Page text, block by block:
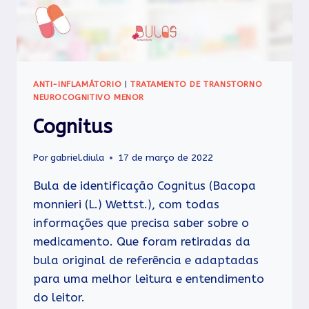
ANTI-INFLAMÁTORIO
TRATAMENTO DE TRANSTORNO
NEUROCOGNITIVO MENOR
Cognitus
Porgabriel.diula 17 de março de 2022
Bula de identificação Cognitus (Bacopa
monnieri (L.) Wettst.), com todas
informações que precisa saber sobre o
medicamento. Que foram retiradas da
bula original de referência e adaptadas
para uma melhor leitura e entendimento
do leitor.